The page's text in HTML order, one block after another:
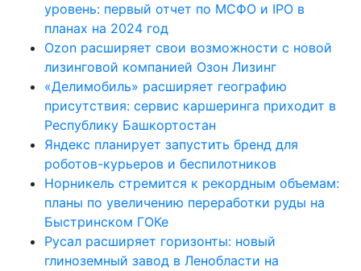
уровень: первый отчет по МСФО и IPO в
планах на 2024 год
Ozon расширяет свои возможности с новой
лизинговой компанией Озон Лизинг
«Делимобиль» расширяет географию
присутствия: сервис каршеринга приходит в
Республику Башкортостан
Яндекс планирует запустить бренд для
роботов-курьеров и беспилотников
Норникель стремится к рекордным объемам:
планы по увеличению переработки руды на
Быстринском ГОКе
Русал расширяет горизонты: новый
глиноземный завод в Ленобласти на